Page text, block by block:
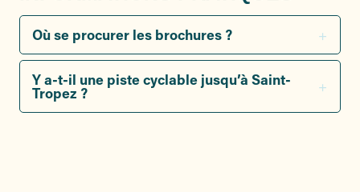
Où se procurer les brochures ?
Y a-t-il une piste cyclable jusqu’à Saint-
Tropez ?